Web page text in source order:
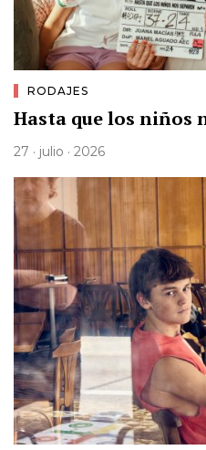
RODAJES
Hasta que los niños
27 · julio · 2026